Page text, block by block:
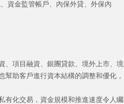
資金監管帳戶、內保外貸、外保內
、項目融資、銀團貸款、境外上市、境
助客戶進行資本結構的調整和優化，
有化交易，資金規模和推進速度令人矚